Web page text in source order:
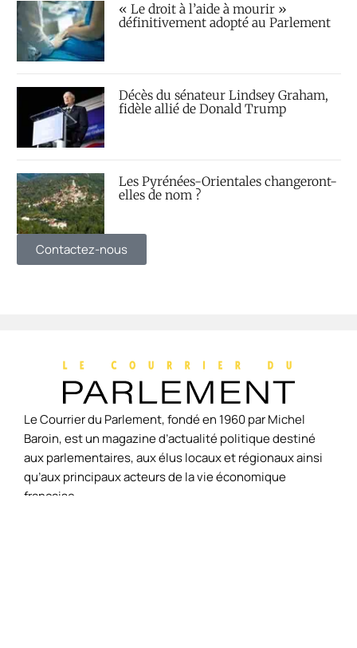
« Le droit à l’aide à mourir »
définitivement adopté au Parlement
Décès du sénateur Lindsey Graham,
fidèle allié de Donald Trump
Les Pyrénées-Orientales changeront-
elles de nom ?
Contactez-nous
Le Courrier du Parlement, fondé en 1960 par Michel
Baroin, est un magazine d’actualité politique destiné
aux parlementaires, aux élus locaux et régionaux ainsi
qu’aux principaux acteurs de la vie économique
française.